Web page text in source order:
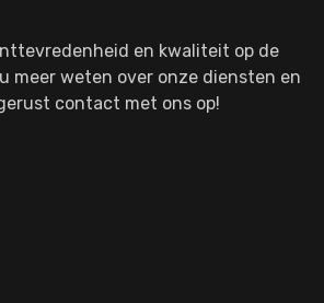
en kwaliteit op de
meer weten over onze diensten en
contact met ons op!